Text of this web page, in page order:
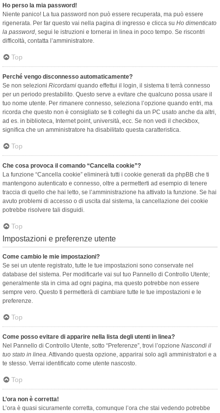
Ho perso la mia password!
Niente panico! La tua password non può essere recuperata, ma può essere
rigenerata. Per far questo vai nella pagina di ingresso e clicca su Ho dimenticato
la password, segui le istruzioni e tornerai in linea in poco tempo. Se riscontri
difficoltà, contatta l’amministratore.
Top
Perché vengo disconnesso automaticamente?
Se non selezioni Ricordami quando effettui il login, il sistema ti terrà connesso
per un periodo prestabilito. Questo serve a evitare che qualcuno possa usare il
tuo nome utente. Per rimanere connesso, seleziona l’opzione quando entri, ma
ricorda che questo non è consigliato se ti colleghi da un PC usato anche da altri,
ad es. in biblioteca, Internet point, università, ecc. Se non vedi il checkbox,
significa che un amministratore ha disabilitato questa caratteristica.
Top
Che cosa provoca il comando “Cancella cookie”?
La funzione “Cancella cookie” eliminerà tutti i cookie generati da phpBB che ti
mantengono autenticato e connesso, oltre a permetterti ad esempio di tenere
traccia di quello che hai letto, se l’amministrazione ha attivato la funzione. Se hai
avuto problemi di accesso o di uscita dal sistema, la cancellazione dei cookie
potrebbe risolvere tali disguidi.
Top
Impostazioni e preferenze utente
Come cambio le mie impostazioni?
Se sei un utente registrato, tutte le tue impostazioni sono conservate nel
database del sistema. Per modificarle vai sul tuo Pannello di Controllo Utente;
generalmente sta in cima ad ogni pagina, ma questo potrebbe non essere
sempre vero. Questo ti permetterà di cambiare tutte le tue impostazioni e le
preferenze.
Top
Come posso evitare di apparire nella lista degli utenti in linea?
Nel Pannello di Controllo Utente, sotto “Preferenze”, trovi l’opzione Nascondi il
tuo stato in linea. Attivando questa opzione, apparirai solo agli amministratori e a
te stesso. Verrai identificato come utente nascosto.
Top
L’ora non è corretta!
L’ora è quasi sicuramente corretta, comunque l’ora che stai vedendo potrebbe